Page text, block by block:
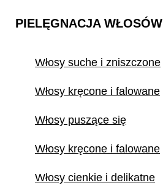
PIELĘGNACJA WŁOSÓW
Włosy suche i zniszczone
Włosy kręcone i falowane
Włosy puszące się
Włosy kręcone i falowane
Włosy cienkie i delikatne